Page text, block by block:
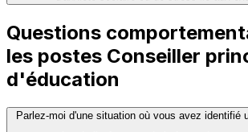
Questions
les postes Conseiller
d'éducation
Parlez-moi d'une situation où vous avez identifié